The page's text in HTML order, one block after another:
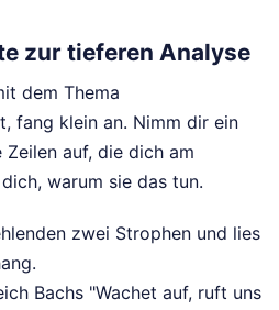
zur tieferen Analyse
dem Thema
fang klein an. Nimm dir ein
auf, die dich am
warum sie das tun.
zwei Strophen und lies
Bachs "Wachet auf, ruft uns